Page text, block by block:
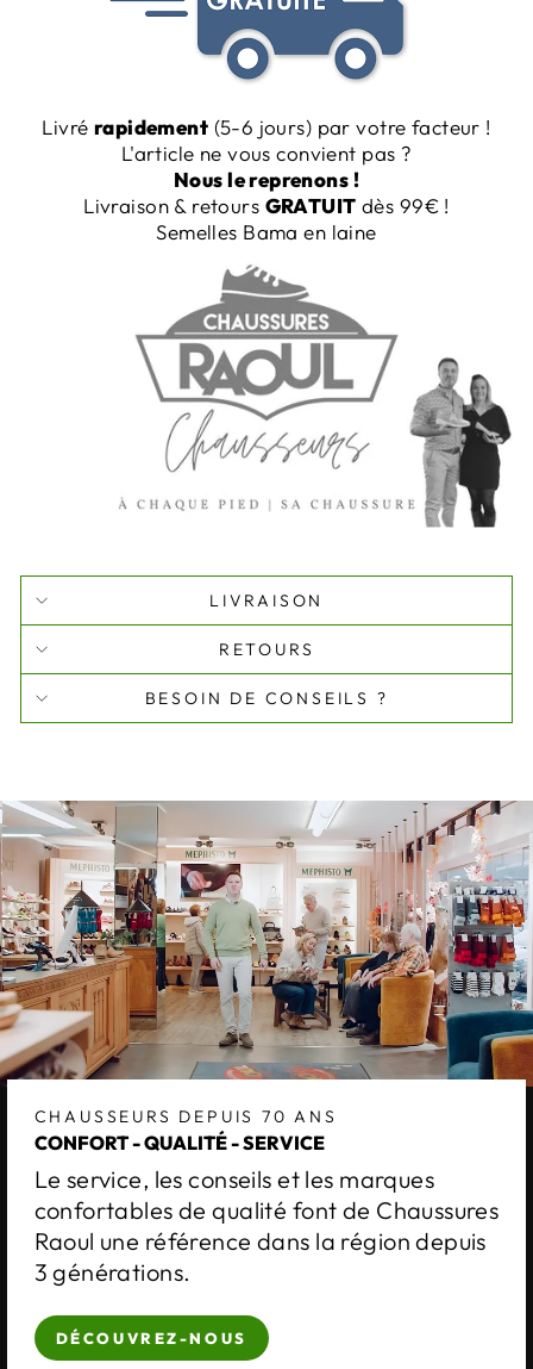
Livré rapidement (5-6 jours) par votre facteur !
L'article ne vous convient pas ?
Nous le reprenons !
Livraison & retours GRATUIT dès 99€ !
Semelles Bama en laine
LIVRAISON
RETOURS
BESOIN DE CONSEILS ?
CHAUSSEURS DEPUIS 70 ANS
CONFORT - QUALITÉ - SERVICE
Le service, les conseils et les marques
confortables de qualité font de Chaussures
Raoul une référence dans la région depuis
3 générations.
DÉCOUVREZ-NOUS